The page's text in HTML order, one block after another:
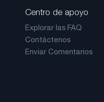
Centro de apoyo
Explorar las FAQ
Contáctenos
Enviar Comentarios